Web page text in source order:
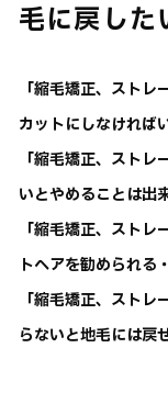
毛に戻した
「縮毛矯正、スト
カットにしなければ
「縮毛矯正、スト
いとやめることは出
「縮毛矯正、スト
トヘアを勧められる
「縮毛矯正、スト
らないと地毛には戻